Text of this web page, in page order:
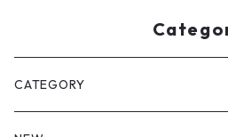
CATEGORY